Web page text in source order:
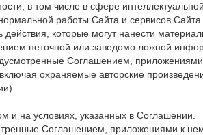
в том числе в сфере
работы Сайта и сервисов Сайта.
действия, которые могут нанести
неточной или заведомо ложной
Соглашением,
охраняемые авторские
и на условиях, указанных в Соглашении.
Соглашением, приложениями к